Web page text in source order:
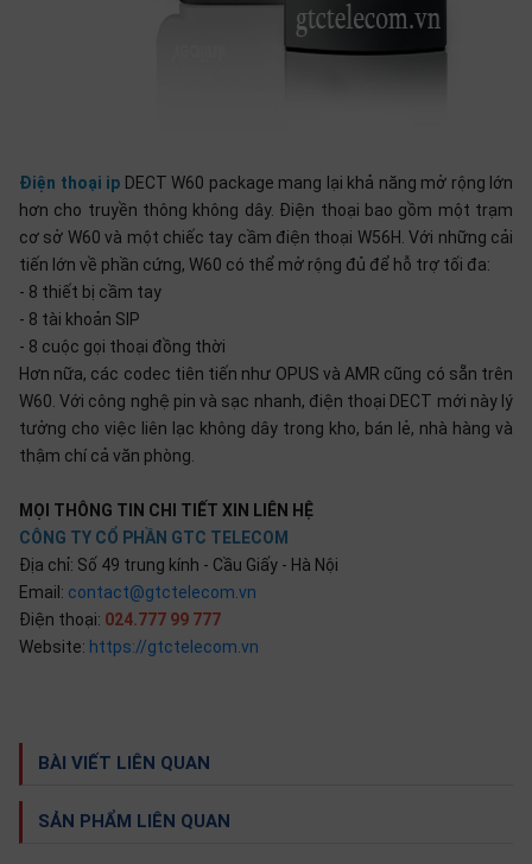
Điện thoại ip DECT W60 package mang lại khả năng mở rộng lớn
hơn cho truyền thông không dây. Điện thoại bao gồm một trạm
cơ sở W60 và một chiếc tay cầm điện thoại W56H. Với những cải
tiến lớn về phần cứng, W60 có thể mở rộng đủ để hỗ trợ tối đa:
- 8 thiết bị cầm tay
- 8 tài khoản SIP
- 8 cuộc gọi thoại đồng thời
Hơn nữa, các codec tiên tiến như OPUS và AMR cũng có sẵn trên
W60. Với công nghệ pin và sạc nhanh, điện thoại DECT mới này lý
tưởng cho việc liên lạc không dây trong kho, bán lẻ, nhà hàng và
thậm chí cả văn phòng.
MỌI THÔNG TIN CHI TIẾT XIN LIÊN HỆ
CÔNG TY CỔ PHẦN GTC TELECOM
Địa chỉ: Số 49 trung kính - Cầu Giấy - Hà Nội
Email: contact@gtctelecom.vn
Điện thoại: 024.777 99 777
Website: https://gtctelecom.vn
BÀI VIẾT LIÊN QUAN
SẢN PHẨM LIÊN QUAN